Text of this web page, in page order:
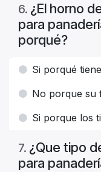
6. ¿El horno
para
porqué?
Si porqué
No porque su
Si porque los
7. ¿Que tipo
para